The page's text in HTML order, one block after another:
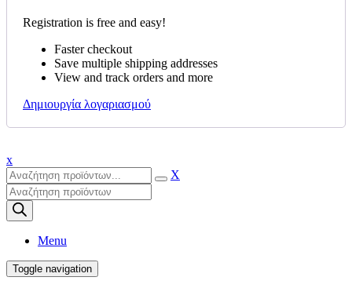
Registration is free and easy!
Faster checkout
Save multiple shipping addresses
View and track orders and more
Δημιουργία λογαριασμού
x
X
Products
search
Menu
Toggle navigation